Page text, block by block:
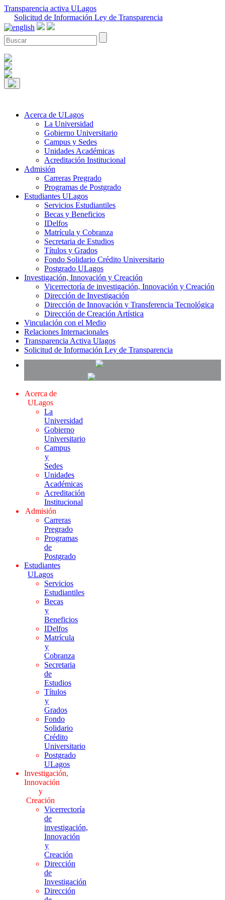
Transparencia activa ULagos
Solicitud de Información Ley de Transparencia
Acerca de ULagos
La Universidad
Gobierno Universitario
Campus y Sedes
Unidades Académicas
Acreditación Institucional
Admisión
Carreras Pregrado
Programas de Postgrado
Estudiantes ULagos
Servicios Estudiantiles
Becas y Beneficios
IDelfos
Matrícula y Cobranza
Secretaria de Estudios
Títulos y Grados
Fondo Solidario Crédito Universitario
Postgrado ULagos
Investigación, Innovación y Creación
Vicerrectoría de investigación, Innovación y Creación
Dirección de Investigación
Dirección de Innovación y Transferencia Tecnológica
Dirección de Creación Artística
Vinculación con el Medio
Relaciones Internacionales
Transparencia Activa Ulagos
Solicitud de Información Ley de Transparencia
Acerca de
ULagos
La
Universidad
Gobierno
Universitario
Campus
y
Sedes
Unidades
Académicas
Acreditación
Institucional
Admisión
Carreras
Pregrado
Programas
de
Postgrado
Estudiantes
ULagos
Servicios
Estudiantiles
Becas
y
Beneficios
IDelfos
Matrícula
y
Cobranza
Secretaria
de
Estudios
Títulos
y
Grados
Fondo
Solidario
Crédito
Universitario
Postgrado
ULagos
Investigación,
Innovación
y
Creación
Vicerrectoría
de
investigación,
Innovación
y
Creación
Dirección
de
Investigación
Dirección